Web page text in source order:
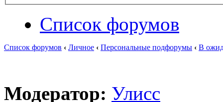
Список форумов
Список форумов ‹ Личное ‹ Персональные подфорумы ‹ В
Модератор: Улисс